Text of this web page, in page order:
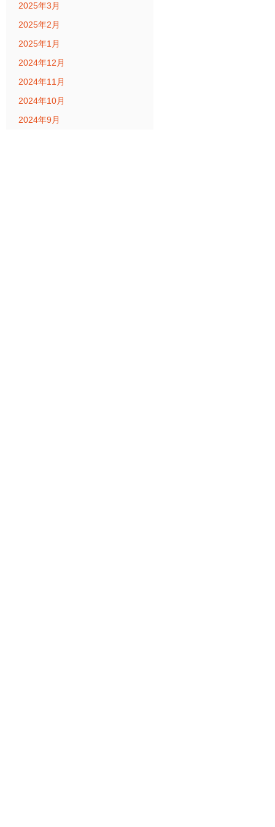
2025年3月
2025年2月
2025年1月
2024年12月
2024年11月
2024年10月
2024年9月